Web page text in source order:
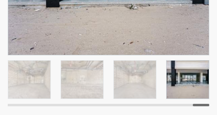
1
2
75.43
المعروض
مفروش/ة جزئيا جاهز
اسم الوسيط
MOHAMMED ARSHAD SAIYED
رقم الوسيط
أتصل الأن
5 أشهر +